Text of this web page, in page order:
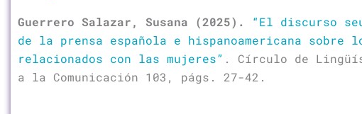
Guerrero Salazar, Susana (2025).
“El discurso
de la prensa española e hispanoamericana sobre
relacionados con las mujeres” . Círculo de
a la Comunicación 103, págs. 27-42.